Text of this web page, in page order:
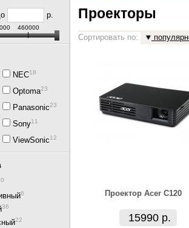
р.
460000
NEC18
Optoma23
Panasonic23
Sony11
ViewSonic12
6
36
22
Проекторы
Сортировать по:
Проектор Acer С120
15990 р.